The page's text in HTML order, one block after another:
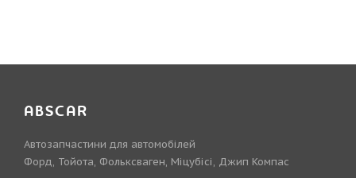
ABSCAR
Автозапчастини для автомобілей
Форд, Тойота, Фольксваген, Міцубісі, Джип Компас